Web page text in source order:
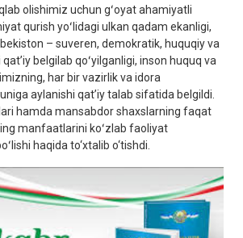
olishimiz uchun gʻoyat ahamiyatli
qurish yoʻlidagi ulkan qadam ekanligi,
– suveren, demokratik, huquqiy va
belgilab qoʻyilganligi, inson huquq va
har bir vazirlik va idora
aylanishi qatʼiy talab sifatida belgildi.
hamda mansabdor shaxslarning faqat
manfaatlarini koʻzlab faoliyat
haqida to‘xtalib o‘tishdi.